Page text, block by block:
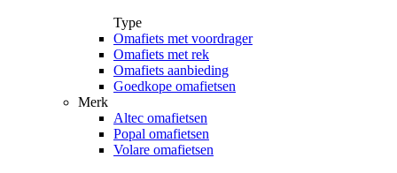
Type
Omafiets met voordrager
Omafiets met rek
Omafiets aanbieding
Goedkope omafietsen
Merk
Altec omafietsen
Popal omafietsen
Volare omafietsen